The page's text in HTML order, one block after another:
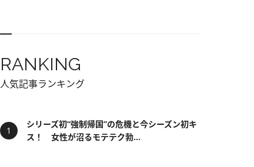
RANKING
人気記事ランキング
シリーズ初“強制帰国”の危機と今シーズン初キ
ス！ 女性が沼るモテテク勃...